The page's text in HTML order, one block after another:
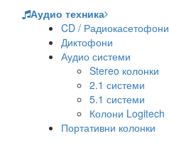
Аудио техника
CD / Радиокасетофони
Диктофони
Аудио системи
Stereo колонки
2.1 системи
5.1 системи
Колони Logitech
Портативни колонки